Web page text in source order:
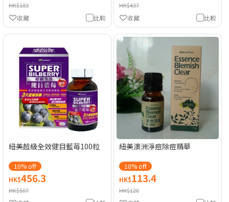
HK$183
比較
收藏
HK$437
比較
收藏
紐美超級全效健目藍苺100粒
10% off
HK$456.3
HK$507
紐美澳洲淨痘除痘精華
10% off
HK$113.4
HK$126